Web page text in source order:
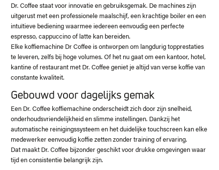
Dr. Coffee staat voor innovatie en gebruiksgemak. De machines zijn
uitgerust met een professionele maalschijf, een krachtige boiler en een
intuïtieve bediening waarmee iedereen eenvoudig een perfecte
espresso, cappuccino of latte kan bereiden.
Elke koffiemachine Dr Coffee is ontworpen om langdurig topprestaties
te leveren, zelfs bij hoge volumes. Of het nu gaat om een kantoor, hotel,
kantine of restaurant met Dr. Coffee geniet je altijd van verse koffie van
constante kwaliteit.
Gebouwd voor dagelijks gemak
Een Dr. Coffee koffiemachine onderscheidt zich door zijn snelheid,
onderhoudsvriendelijkheid en slimme instellingen. Dankzij het
automatische reinigingssysteem en het duidelijke touchscreen kan elke
medewerker eenvoudig koffie zetten zonder training of ervaring.
Dat maakt Dr. Coffee bijzonder geschikt voor drukke omgevingen waar
tijd en consistentie belangrijk zijn.